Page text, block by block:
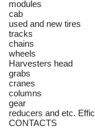
modules
cab
used and new tires
tracks
chains
wheels
Harvesters head
grabs
cranes
columns
gear
reducers and etc.
CONTACTS